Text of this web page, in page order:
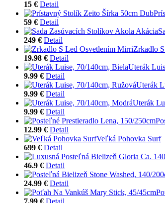
15 € Detail
59 € Detail
249 € Detail
Zrkadlo
19.98 € Detail
Uterák
9.99 € Detail
Uterák
9.99 € Detail
Uterák
9.99 € Detail
12.99 € Detail
Veľká Pohovka Surf
699 € Detail
46.9 € Detail
24.99 € Detail
7.99 € Detail